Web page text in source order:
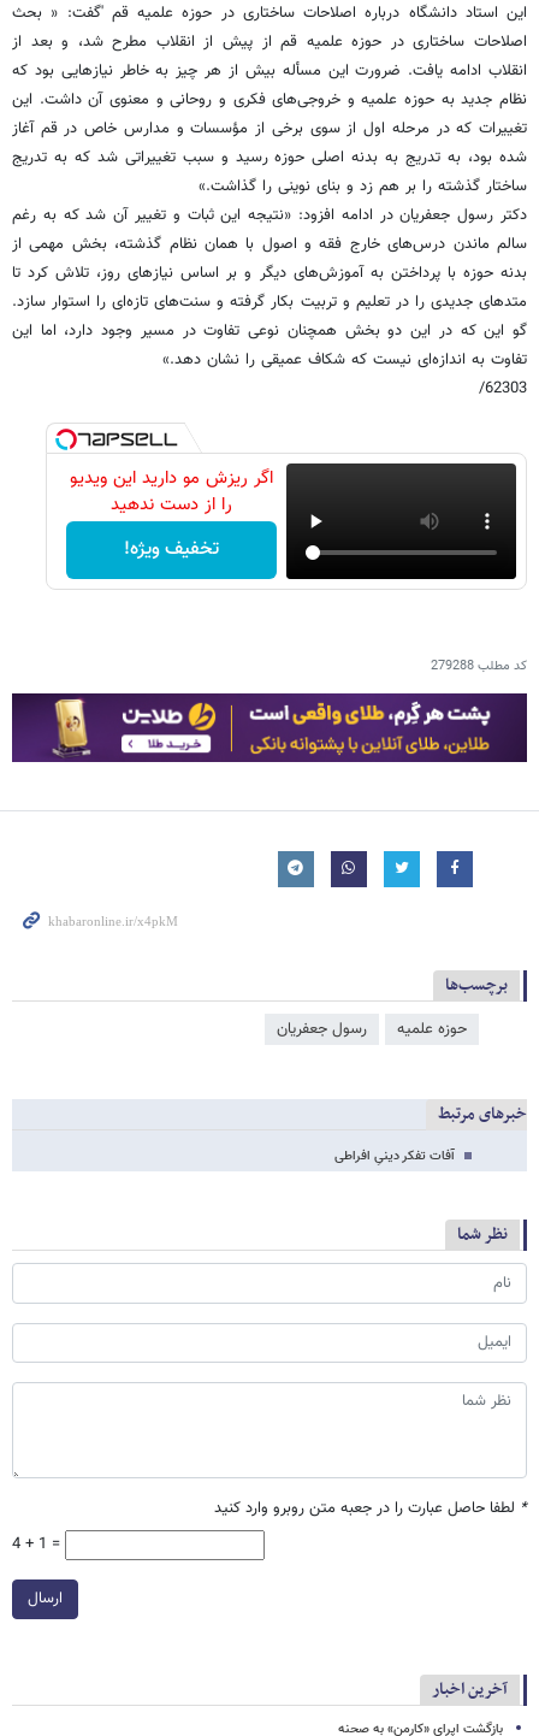
این استاد دانشگاه درباره اصلاحات ساختاری در حوزه علمیه قم 'گفت: « بحث
اصلاحات ساختاری در حوزه علمیه قم از پیش از انقلاب مطرح شد، و بعد از
انقلاب ادامه یافت. ضرورت این مسأله بیش از هر چیز به خاطر نیازهایی بود که
نظام جدید به حوزه علمیه و خروجی‌های فکری و روحانی و معنوی آن داشت. این
تغییرات که در مرحله اول از سوی برخی از مؤسسات و مدارس خاص در قم آغاز
شده بود، به تدریج به بدنه اصلی حوزه رسید و سبب تغییراتی شد که به تدریج
ساختار گذشته را بر هم زد و بنای نوینی را گذاشت.»
دکتر رسول جعفریان در ادامه افزود: «نتیجه این ثبات و تغییر آن شد که به رغم
سالم ماندن درس‌های خارج فقه و اصول با همان نظام گذشته، بخش مهمی از
بدنه حوزه با پرداختن به آموزش‌های دیگر و بر اساس نیازهای روز، تلاش کرد تا
متدهای جدیدی را در تعلیم و تربیت بکار گرفته و سنت‌های تازه‌ای را استوار سازد.
گو این که در این دو بخش همچنان نوعی تفاوت در مسیر وجود دارد، اما این
تفاوت به اندازه‌ای نیست که شکاف عمیقی را نشان دهد.»
62303/
اگر ریزش مو دارید این ویدیو
را از دست ندهید
تخفیف ویژه!
کد مطلب279288
برچسب‌ها
حوزه علمیه رسول جعفریان
خبرهای مرتبط
آفات تفکر دینیِ افراطی
نظر شما
* لطفا حاصل عبارت را در جعبه متن روبرو وارد کنید
4 + 1 =
ارسال
آخرین اخبار
بازگشت اپرای «کارمن» به صحنه